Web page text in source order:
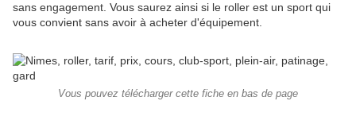
sans engagement. Vous saurez ainsi si le roller est un sport qui
vous convient sans avoir à acheter d'équipement.
Vous pouvez télécharger cette fiche en bas de page